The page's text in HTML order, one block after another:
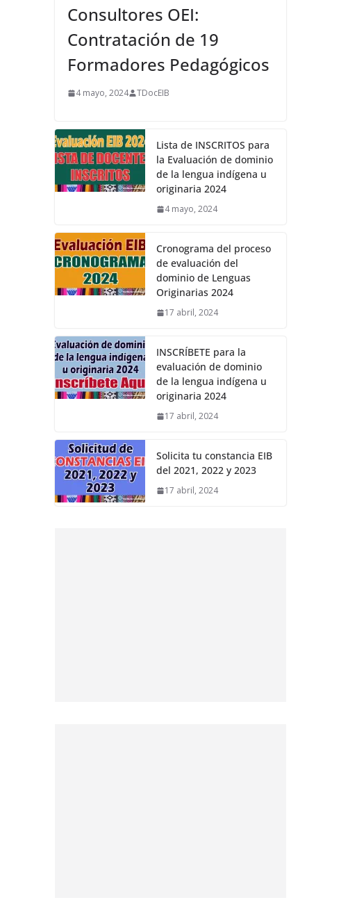
Consultores OEI:
Contratación de 19
Formadores Pedagógicos
4 mayo, 2024 TDocEIB
Lista de INSCRITOS para
la Evaluación de dominio
de la lengua indígena u
originaria 2024
4 mayo, 2024
Cronograma del proceso
de evaluación del
dominio de Lenguas
Originarias 2024
17 abril, 2024
INSCRÍBETE para la
evaluación de dominio
de la lengua indígena u
originaria 2024
17 abril, 2024
Solicita tu constancia EIB
del 2021, 2022 y 2023
17 abril, 2024